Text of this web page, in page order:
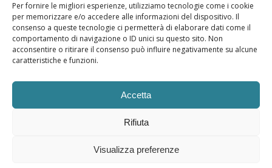
Per fornire le migliori esperienze, utilizziamo tecnologie come i cookie
per memorizzare e/o accedere alle informazioni del dispositivo. Il
consenso a queste tecnologie ci permetterà di elaborare dati come il
comportamento di navigazione o ID unici su questo sito. Non
acconsentire o ritirare il consenso può influire negativamente su alcune
caratteristiche e funzioni.
Accetta
Rifiuta
Visualizza preferenze
SCOPRI ANCHE:
> ilmiodiabete.com
> casadiabete.it
> digitaldiabetes.srl
> obesitalia.com
© 2026 Copyright - Diabete.com